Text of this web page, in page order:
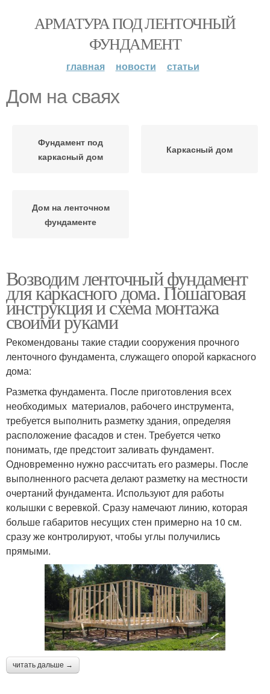
АРМАТУРА ПОД ЛЕНТОЧНЫЙ
ФУНДАМЕНТ
главная новости статьи
Дом на сваях
Фундамент под
каркасный дом
Каркасный дом
Дом на ленточном
фундаменте
Возводим ленточный фундамент
для каркасного дома. Пошаговая
инструкция и схема монтажа
своими руками
Рекомендованы такие стадии сооружения прочного
ленточного фундамента, служащего опорой каркасного
дома:
Разметка фундамента. После приготовления всех
необходимых материалов, рабочего инструмента,
требуется выполнить разметку здания, определяя
расположение фасадов и стен. Требуется четко
понимать, где предстоит заливать фундамент.
Одновременно нужно рассчитать его размеры. После
выполненного расчета делают разметку на местности
очертаний фундамента. Используют для работы
колышки с веревкой. Сразу намечают линию, которая
больше габаритов несущих стен примерно на 10 см.
сразу же контролируют, чтобы углы получились
прямыми.
читать дальше →